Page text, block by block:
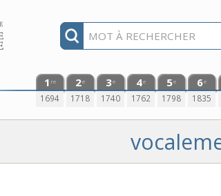
1 re
1694
2e
1718
3e
1740
4e
1762
5e
1798
6e
1835